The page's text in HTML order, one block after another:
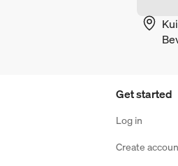
Get started
Log in
Create